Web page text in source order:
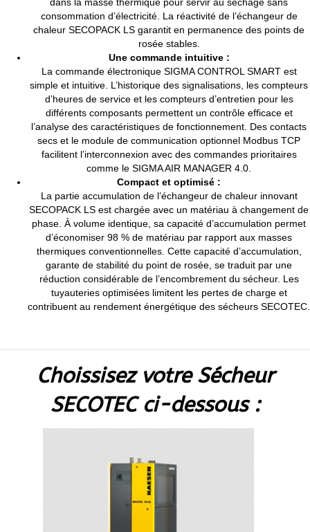
dans la masse thermique pour servir au séchage sans
consommation d’électricité. La réactivité de l’échangeur de
chaleur SECOPACK LS garantit en permanence des points de
rosée stables.
Une commande intuitive :
La commande électronique SIGMA CONTROL SMART est
simple et intuitive. L’historique des signalisations, les compteurs
d’heures de service et les compteurs d’entretien pour les
différents composants permettent un contrôle efficace et
l’analyse des caractéristiques de fonctionnement. Des contacts
secs et le module de communication optionnel Modbus TCP
facilitent l’interconnexion avec des commandes prioritaires
comme le SIGMA AIR MANAGER 4.0.
Compact et optimisé :
La partie accumulation de l’échangeur de chaleur innovant
SECOPACK LS est chargée avec un matériau à changement de
phase. À volume identique, sa capacité d’accumulation permet
d’économiser 98 % de matériau par rapport aux masses
thermiques conventionnelles. Cette capacité d’accumulation,
garante de stabilité du point de rosée, se traduit par une
réduction considérable de l’encombrement du sécheur. Les
tuyauteries optimisées limitent les pertes de charge et
contribuent au rendement énergétique des sécheurs SECOTEC.
Choissisez votre Sécheur
SECOTEC ci-dessous :